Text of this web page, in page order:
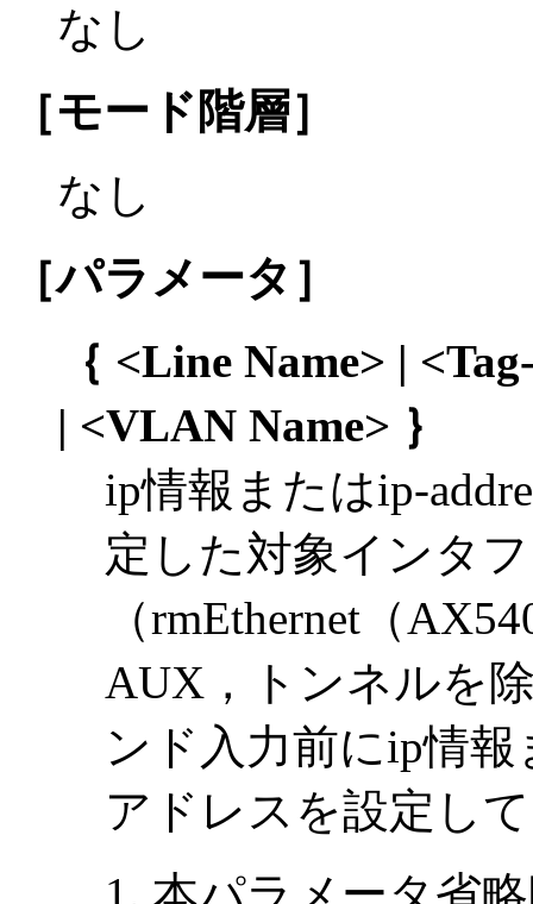
なし
［モード階層］
なし
［パラメータ］
｛ <Line Name> |
| <VLAN Name> ｝
ip情報またはip-
定した対象インタ
（rmEthernet（
AUX，トンネルを
ンド入力前にip情報
アドレスを設定し
本パラメータ省